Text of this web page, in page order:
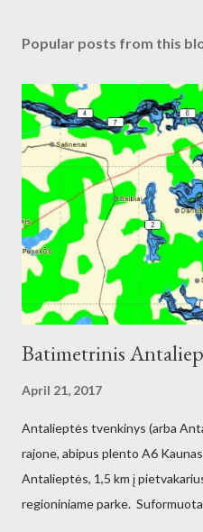
Popular posts from this
Batimetrinis
April 21, 2017
Antalieptės tvenkinys (arba
rajone, abipus plento A6
Antalieptės, 1,5 km į
regioniniame parke.